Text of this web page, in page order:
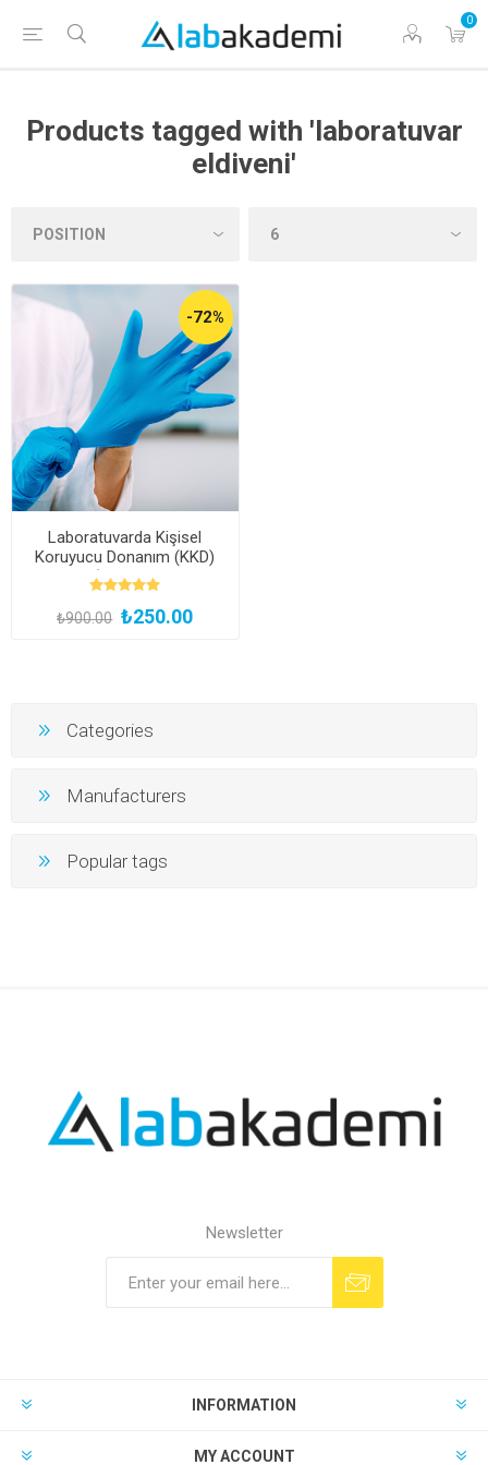
0
Products tagged with 'laboratuvar
eldiveni'
-72%
Laboratuvarda Kişisel
Koruyucu Donanım (KKD)
Kullanımı (Çevrimiçi ve Canlı
Eğitim)
₺900.00 ₺250.00
Categories
Manufacturers
Popular tags
Newsletter
INFORMATION
MY ACCOUNT